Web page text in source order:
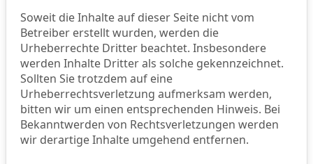
Soweit die Inhalte auf dieser Seite nicht vom
Betreiber erstellt wurden, werden die
Urheberrechte Dritter beachtet. Insbesondere
werden Inhalte Dritter als solche gekennzeichnet.
Sollten Sie trotzdem auf eine
Urheberrechtsverletzung aufmerksam werden,
bitten wir um einen entsprechenden Hinweis. Bei
Bekanntwerden von Rechtsverletzungen werden
wir derartige Inhalte umgehend entfernen.